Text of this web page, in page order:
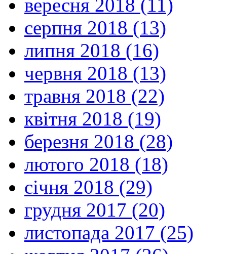
вересня 2018 (11)
серпня 2018 (13)
липня 2018 (16)
червня 2018 (13)
травня 2018 (22)
квітня 2018 (19)
березня 2018 (28)
лютого 2018 (18)
січня 2018 (29)
грудня 2017 (20)
листопада 2017 (25)